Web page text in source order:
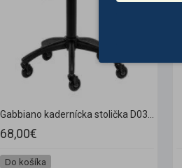
68,00€
Do košíka